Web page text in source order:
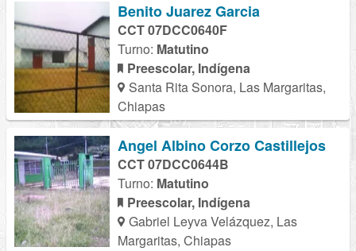
Benito Juarez Garcia
CCT 07DCC0640F
Turno: Matutino
Preescolar, Indígena
Santa Rita Sonora, Las Margaritas,
Chiapas
Angel Albino Corzo Castillejos
CCT 07DCC0644B
Turno: Matutino
Preescolar, Indígena
Gabriel Leyva Velázquez, Las
Margaritas, Chiapas